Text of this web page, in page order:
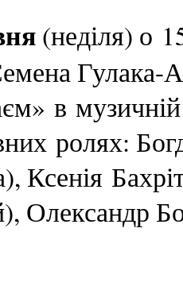
(неділя) о
Гулака-
в
ролях:
Ксенія
Олександр